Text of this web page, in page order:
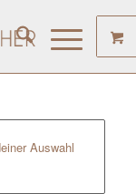
Auswahl